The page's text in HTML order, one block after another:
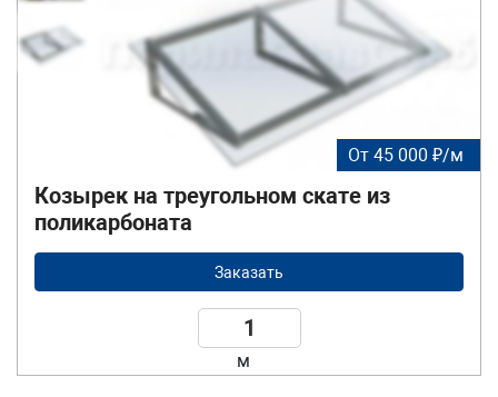
От 45 000 ₽/м
Козырек на треугольном скате из
поликарбоната
Заказать
м